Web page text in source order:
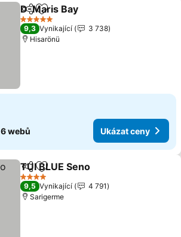
SdíletPřidat na seznam oblíbených
D-Maris Bay
5 Počet hvězdiček
9,3 Vynikající
3 738
Hisarönü
6 webů Ukázat ceny
SdíletPřidat na seznam oblíbených
TUI BLUE Seno
4 Počet hvězdiček
9,5 Vynikající
4 791
Sarigerme